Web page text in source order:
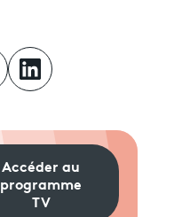
Accéder au
programme
TV